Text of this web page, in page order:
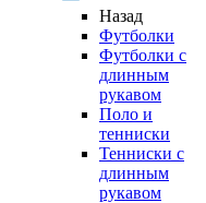
Назад
Футболки
Футболки с
длинным
рукавом
Поло и
тенниски
Тенниски с
длинным
рукавом